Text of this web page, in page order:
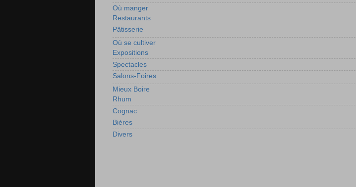
Où manger
Restaurants
Pâtisserie
Où se cultiver
Expositions
Spectacles
Salons-Foires
Mieux Boire
Rhum
Cognac
Bières
Divers